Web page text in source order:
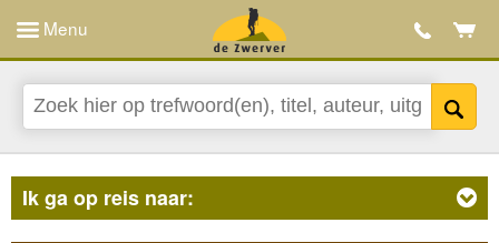
Menu
Ik ga op reis naar: